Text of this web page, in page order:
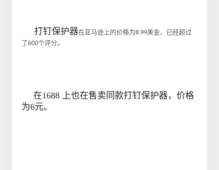
打钉保护器在亚马逊上的价格为8.99美金，已经超过
了600个评分。
在1688 上也在售卖同款打钉保护器，价格
为6元。